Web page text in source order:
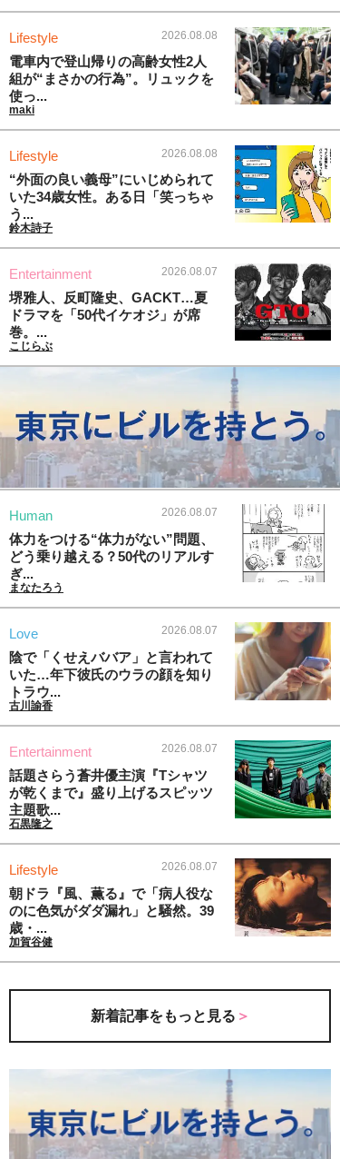
Lifestyle 2026.08.08
電車内で登山帰りの高齢女性2人
組が“まさかの行為”。リュックを
使っ...
maki
Lifestyle 2026.08.08
“外面の良い義母”にいじめられて
いた34歳女性。ある日「笑っちゃ
う...
鈴木詩子
Entertainment 2026.08.07
堺雅人、反町隆史、GACKT…夏
ドラマを「50代イケオジ」が席
巻。...
こじらぶ
Human 2026.08.07
体力をつける“体力がない”問題、
どう乗り越える？50代のリアルす
ぎ...
まなたろう
Love 2026.08.07
陰で「くせえババア」と言われて
いた…年下彼氏のウラの顔を知り
トラウ...
古川諭香
Entertainment 2026.08.07
話題さらう蒼井優主演『Tシャツ
が乾くまで』盛り上げるスピッツ
主題歌...
石黒隆之
Lifestyle 2026.08.07
朝ドラ『風、薫る』で「病人役な
のに色気がダダ漏れ」と騒然。39
歳・...
加賀谷健
新着記事をもっと見る